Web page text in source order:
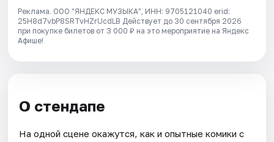
Реклама. ООО "ЯНДЕКС МУЗЫКА", ИНН: 9705121040 erid:
25H8d7vbP8SRTvHZrUcdLB Действует до 30 сентября 2026
при покупке билетов от 3 000 ₽ на это мероприятие на Яндекс
Афише!
О стендапе
На одной сцене окажутся, как и опытные комики с